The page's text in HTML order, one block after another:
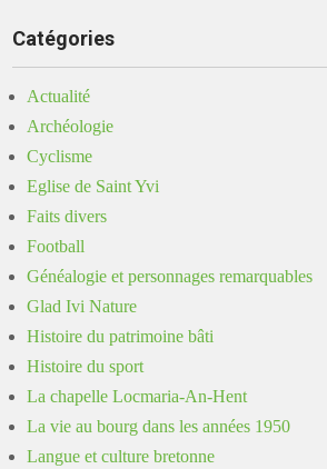
Catégories
Actualité
Archéologie
Cyclisme
Eglise de Saint Yvi
Faits divers
Football
Généalogie et personnages remarquables
Glad Ivi Nature
Histoire du patrimoine bâti
Histoire du sport
La chapelle Locmaria-An-Hent
La vie au bourg dans les années 1950
Langue et culture bretonne